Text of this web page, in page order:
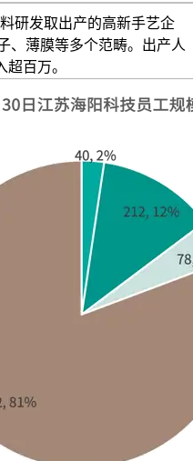
研发取出产的高新手艺企
、薄膜等多个范畴。出产人
百万。